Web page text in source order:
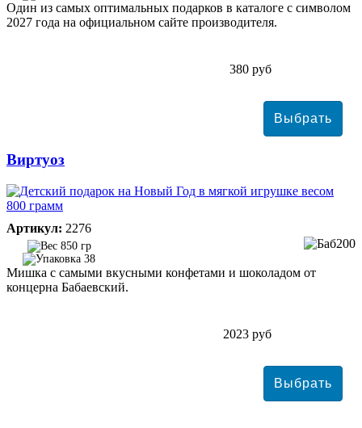
Один из самых оптимальных подарков в каталоге с символом
2027 года на официальном сайте производителя.
380 руб
Виртуоз
Артикул: 2276
850 гр
38
Мишка с самыми вкусными конфетами и шоколадом от
концерна Бабаевский.
2023 руб